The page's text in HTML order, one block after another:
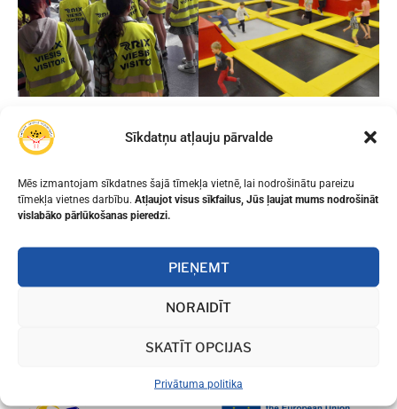
Sīkdatņu atļauju pārvalde
Mēs izmantojam sīkdatnes šajā tīmekļa vietnē, lai nodrošinātu pareizu
tīmekļa vietnes darbību. Atļaujot visus sīkfailus, Jūs ļaujat mums nodrošināt
vislabāko pārlūkošanas pieredzi.
PIEŅEMT
NORAIDĪT
SKATĪT OPCIJAS
Privātuma politika
LABO DARBU SVĒTKI!
5.B KLASE 24.MAIJĀ DEVĀS
EKSKURSIJĀ UZ VENTSPILI